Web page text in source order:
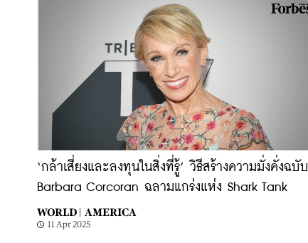
‘กล้าเสี่ยงและลงทุนในสิ่งที่รู้’ วิธีสร้างความมั่งคั่งฉบับ
Barbara Corcoran ฉลามแกร่งแห่ง Shark Tank
WORLD | AMERICA
11 Apr 2025